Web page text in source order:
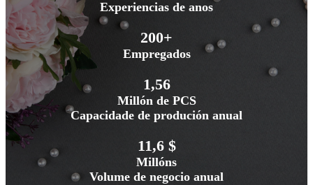
Experiencias de anos
200+
Empregados
1,56
Millón de PCS
Capacidade de produción anual
11,6 $
Millóns
Volume de negocio anual